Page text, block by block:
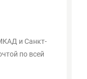
и Санкт-
по всей